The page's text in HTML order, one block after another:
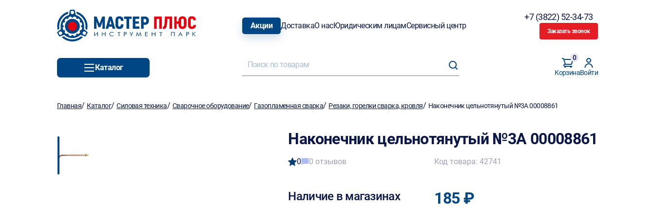
Акции ДоставкаО насЮридическим лицамСервисный центр
+7 (3822) 52-34-73
Заказать звонок
Каталог
Корзина
0
Войти
Главная/ Каталог/Силовая техника/ Сварочное оборудование/ Газопламенная сварка/ Резаки, горелки сварка, кровля/ Наконечник цельнотянутый №3А 00008861
Наконечник цельнотянутый №3А 00008861
0 0 отзывов
Наличие в магазинах
Код товара: 42741
185 ₽